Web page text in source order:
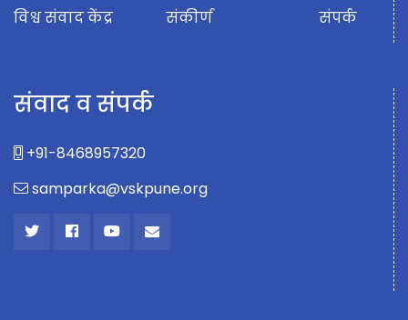
विश्व संवाद केंद्र
संकीर्ण
संपर्क
संवाद व संपर्क
+91-8468957320
samparka@vskpune.org